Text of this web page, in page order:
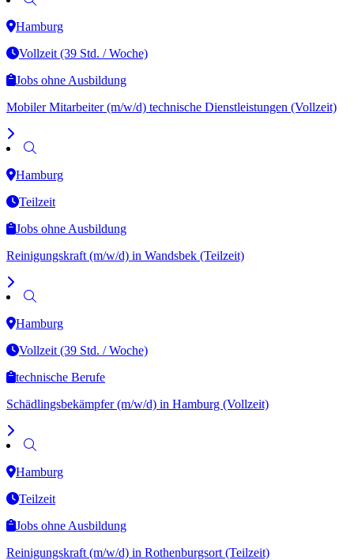
Hamburg
Vollzeit (39 Std. / Woche)
Jobs ohne Ausbildung
Mobiler Mitarbeiter (m/w/d) technische Dienstleistungen (Vollzeit)
Hamburg
Teilzeit
Jobs ohne Ausbildung
Reinigungskraft (m/w/d) in Wandsbek (Teilzeit)
Hamburg
Vollzeit (39 Std. / Woche)
technische Berufe
Schädlingsbekämpfer (m/w/d) in Hamburg (Vollzeit)
Hamburg
Teilzeit
Jobs ohne Ausbildung
Reinigungskraft (m/w/d) in Rothenburgsort (Teilzeit)